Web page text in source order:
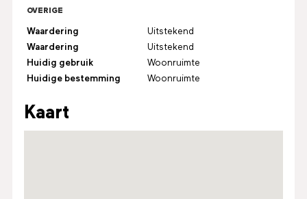
OVERIGE
Waardering
Uitstekend
Waardering
Uitstekend
Huidig gebruik
Woonruimte
Huidige bestemming
Woonruimte
Kaart